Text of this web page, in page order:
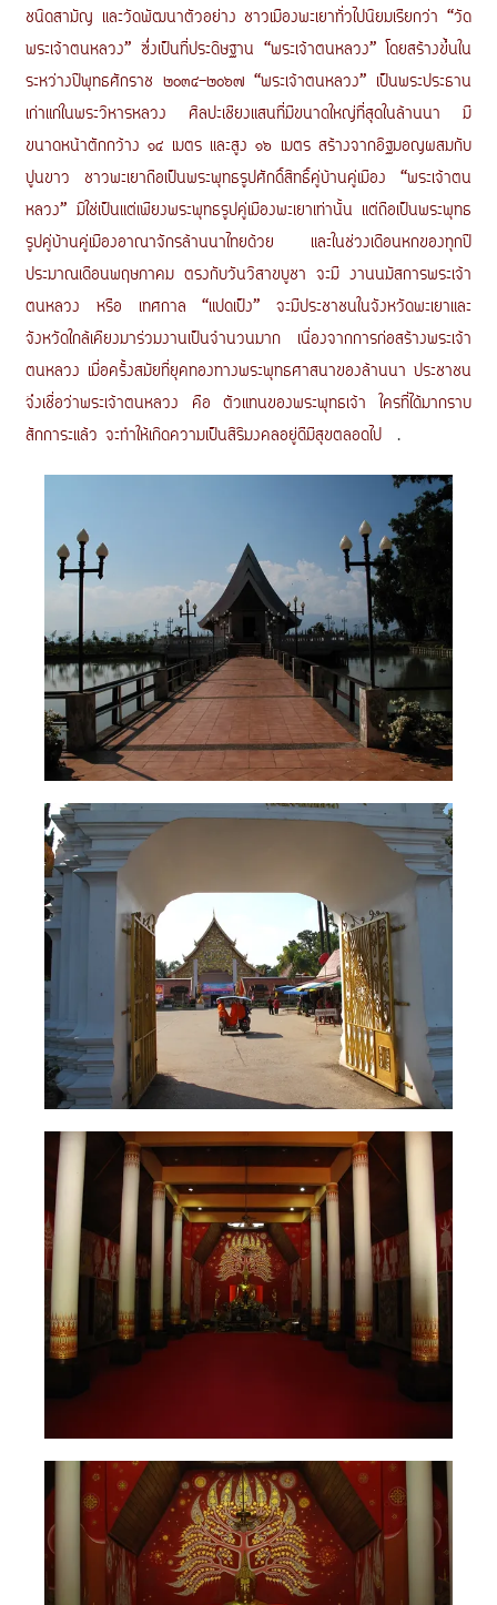
ชนิดสามัญ และวัดพัฒนาตัวอย่าง ชาวเมืองพะเยาทั่วไปนิยมเรียกว่า “วัด
พระเจ้าตนหลวง” ซึ่งเป็นที่ประดิษฐาน “พระเจ้าตนหลวง” โดยสร้างขึ้นใน
ระหว่างปีพุทธศักราช ๒๐๓๔-๒๐๖๗ “พระเจ้าตนหลวง” เป็นพระประธาน
เก่าแก่ในพระวิหารหลวง ศิลปะเชียงแสนที่มีขนาดใหญ่ที่สุดในล้านนา มี
ขนาดหน้าตักกว้าง ๑๔ เมตร และสูง ๑๖ เมตร สร้างจากอิฐมอญผสมกับ
ปูนขาว ชาวพะเยาถือเป็นพระพุทธรูปศักดิ์สิทธิ์คู่บ้านคู่เมือง “พระเจ้าตน
หลวง” มิใช่เป็นแต่เพียงพระพุทธรูปคู่เมืองพะเยาเท่านั้น แต่ถือเป็นพระพุทธ
รูปคู่บ้านคู่เมืองอาณาจักรล้านนาไทยด้วย และในช่วงเดือนหกของทุกปี
ประมาณเดือนพฤษภาคม ตรงกับวันวิสาขบูชา จะมี งานนมัสการพระเจ้า
ตนหลวง หรือ เทศกาล “แปดเป็ง” จะมีประชาชนในจังหวัดพะเยาและ
จังหวัดใกล้เคียงมาร่วมงานเป็นจำนวนมาก เนื่องจากการก่อสร้างพระเจ้า
ตนหลวง เมื่อครั้งสมัยที่ยุคทองทางพระพุทธศาสนาของล้านนา ประชาชน
จึงเชื่อว่าพระเจ้าตนหลวง คือ ตัวแทนของพระพุทธเจ้า ใครที่ได้มากราบ
สักการะแล้ว จะทำให้เกิดความเป็นสิริมงคลอยู่ดีมีสุขตลอดไป .